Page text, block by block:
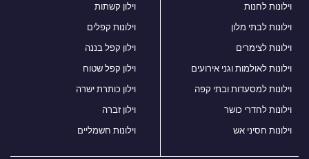
וילונות לחנות
וילונות לבתי מלון
וילונות לצימרים
וילונות לאולמות וגני אירועים
וילונות למסעדות ובתי קפה
וילונות לחדרי כושר
וילונות חסיני אש
וילון קשתות
וילונות קפלים
וילון קפל בננה
וילון קפל שטוח
וילון כותרת ישרה
וילון זברה
וילונות חשמליים